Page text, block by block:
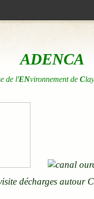
ADENCA
de l'ENvironnement de C